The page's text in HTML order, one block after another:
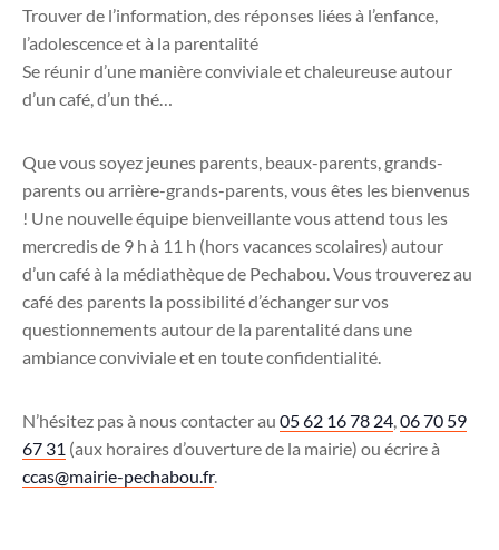
Trouver de l’information, des réponses liées à l’enfance,
l’adolescence et à la parentalité
Se réunir d’une manière conviviale et chaleureuse autour
d’un café, d’un thé…
Que vous soyez jeunes parents, beaux-parents, grands-
parents ou arrière-grands-parents, vous êtes les bienvenus
! Une nouvelle équipe bienveillante vous attend tous les
mercredis de 9 h à 11 h (hors vacances scolaires) autour
d’un café à la médiathèque de Pechabou. Vous trouverez au
café des parents la possibilité d’échanger sur vos
questionnements autour de la parentalité dans une
ambiance conviviale et en toute confidentialité.
N’hésitez pas à nous contacter au 05 62 16 78 24,06 70 59
67 31 (aux horaires d’ouverture de la mairie) ou écrire à
ccas@mairie-pechabou.fr.